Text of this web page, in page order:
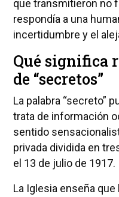
que transmitieron no
respondía a una
incertidumbre y el
Qué significa
de “secretos”
La palabra “secreto”
trata de información
sentido
privada dividida en
el 13 de julio de 1917.
La Iglesia enseña